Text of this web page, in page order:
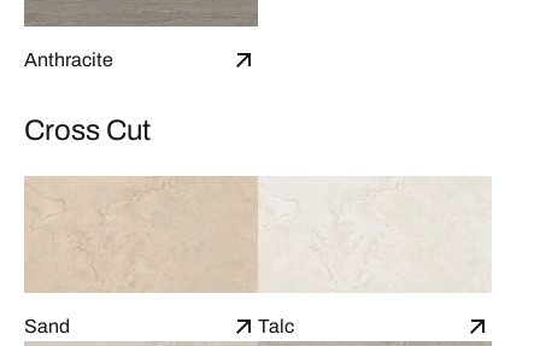
Anthracite
Cross Cut
Sand Talc